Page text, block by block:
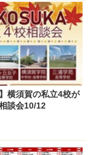
横須賀の私立4校が
談会10/12